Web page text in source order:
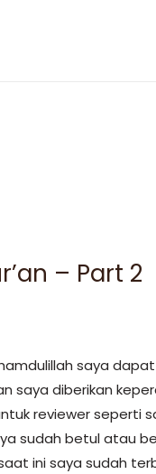
– Part 2
saya
saya diberikan
reviewer seperti
sudah betul atau
ini saya sudah